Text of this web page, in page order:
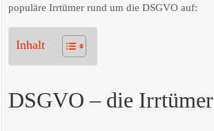
populäre Irrtümer rund um die DSGVO auf:
Inhalt
DSGVO – die Irrtümer